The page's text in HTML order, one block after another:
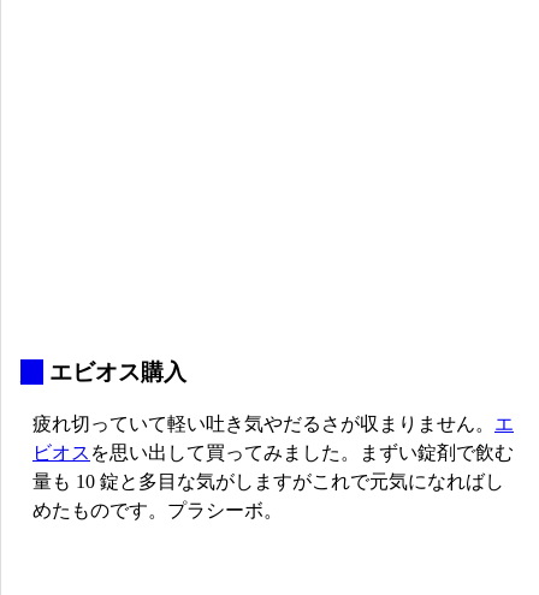
エビオス購入
疲れ切っていて軽い吐き気やだるさが収まりません。 エ
ビオス を思い出して買ってみました。まずい錠剤で飲む
量も 10 錠と多目な気がしますがこれで元気になればし
めたものです。プラシーボ。